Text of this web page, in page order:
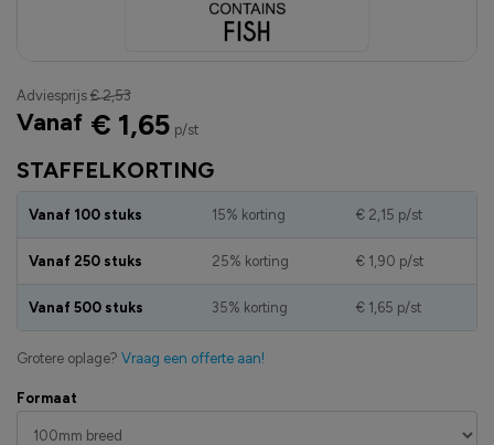
Formaat
STAFFELKORTING
Vanaf 100 stuks 15% korting € 2,15 p/st
Vanaf 250 stuks 25% korting € 1,90 p/st
Vanaf 500 stuks 35% korting € 1,65 p/st
Grotere oplage? Vraag een offerte aan!
Adviesprijs € 2,53
Vanaf € 1,65 p/st